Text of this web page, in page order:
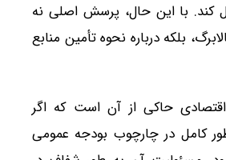
کند. با این حال، پرسش اصلی نه
بلکه درباره نحوه تأمین منابع
حاکی از آن است که اگر
کامل در چارچوب بودجه عمومی